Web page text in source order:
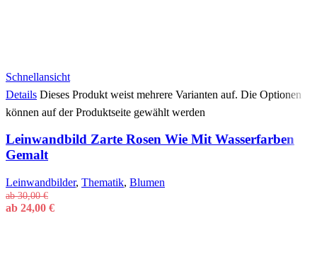
Schnellansicht
Details Dieses Produkt weist mehrere Varianten auf. Die Optionen
können auf der Produktseite gewählt werden
Leinwandbild Zarte Rosen Wie Mit Wasserfarben
Gemalt
Leinwandbilder, Thematik, Blumen
ab30,00€
ab 24,00 €